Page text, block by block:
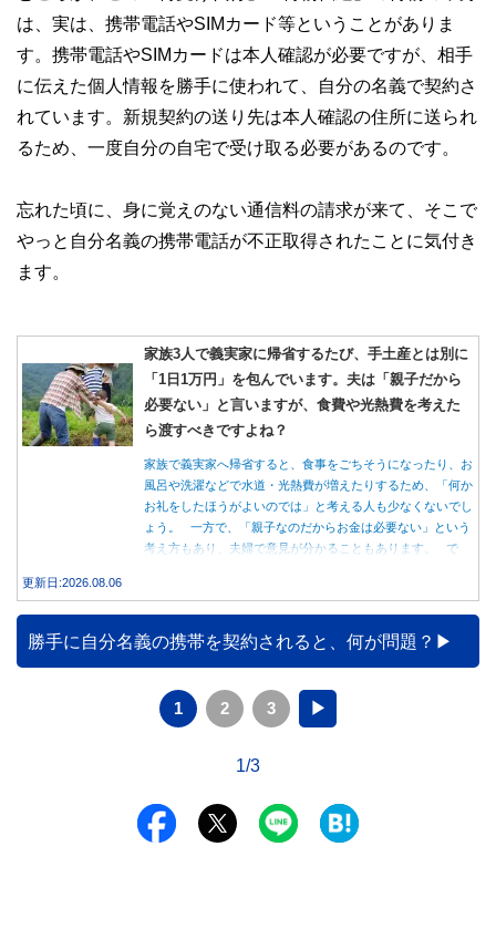
は、実は、携帯電話やSIMカード等ということがありま
す。携帯電話やSIMカードは本人確認が必要ですが、相手
に伝えた個人情報を勝手に使われて、自分の名義で契約さ
れています。新規契約の送り先は本人確認の住所に送られ
るため、一度自分の自宅で受け取る必要があるのです。
忘れた頃に、身に覚えのない通信料の請求が来て、そこで
やっと自分名義の携帯電話が不正取得されたことに気付き
ます。
家族3人で義実家に帰省するたび、手土産とは別に
「1日1万円」を包んでいます。夫は「親子だから
必要ない」と言いますが、食費や光熱費を考えた
ら渡すべきですよね？
家族で義実家へ帰省すると、食事をごちそうになったり、お
風呂や洗濯などで水道・光熱費が増えたりするため、「何か
お礼をしたほうがよいのでは」と考える人も少なくないでし
ょう。 一方で、「親子なのだからお金は必要ない」という
考え方もあり、夫婦で意見が分かることもあります。 で
ます。
更新日:2026.08.06
勝手に自分名義の携帯を契約されると、何が問題？
1 2 3 ▶
1/3